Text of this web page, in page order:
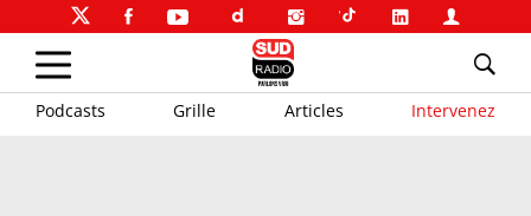
Podcasts Grille Articles Intervenez